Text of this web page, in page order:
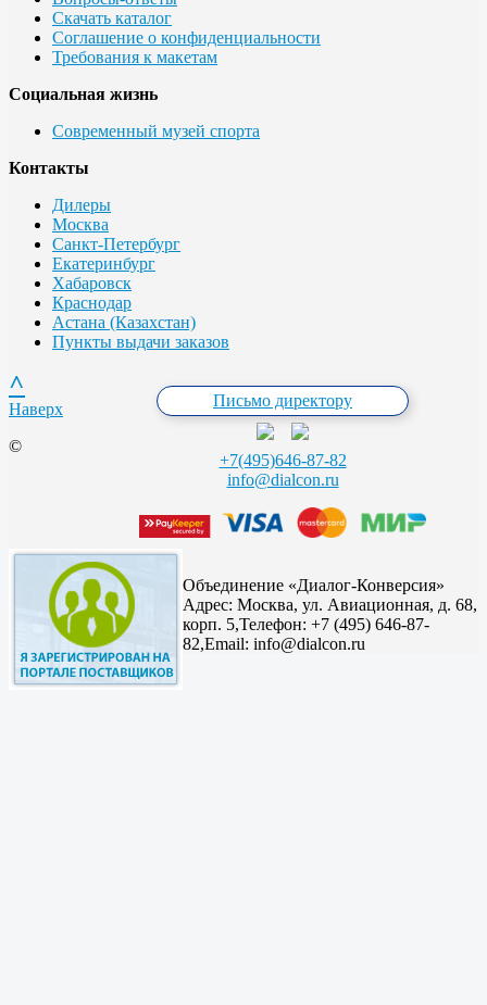
Скачать каталог
Соглашение о конфиденциальности
Требования к макетам
Социальная жизнь
Современный музей спорта
Контакты
Дилеры
Москва
Санкт-Петербург
Екатеринбург
Хабаровск
Краснодар
Астана (Казахстан)
Пункты выдачи заказов
Письмо директору
+7(495)646-87-82
info@dialcon.ru
^
Наверх
©
Объединение «Диалог-Конверсия»
Адрес: Москва, ул. Авиационная, д. 68,
корп. 5,Телефон: +7 (495) 646-87-
82,Email: info@dialcon.ru